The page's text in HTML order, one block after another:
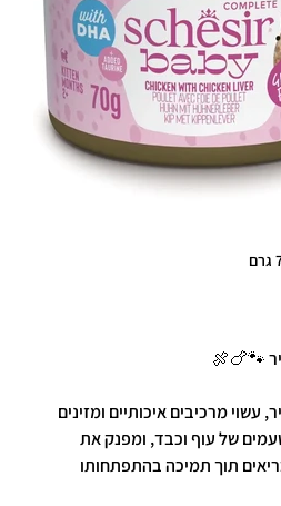
🐾🍗🍖
עשוי מרכיבים איכותיים ומזינים
של עוף וכבד, ומפנק את
תוך תמיכה בהתפתחותו